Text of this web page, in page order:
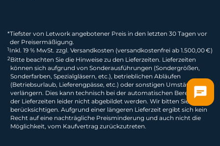
*Tiefster von Letwork angebotener Preis in den letzten 30 Tagen vor
der Preisermäßigung.
1Inkl. 19 % MwSt. zzgl. Versandkosten (versandkostenfrei ab 1.500,00 €)
2Bitte beachten Sie die Hinweise zu den Lieferzeiten. Lieferzeiten
können sich aufgrund von Sonderausführungen (Sondergrößen,
Sonderfarben, Spezialgläsern, etc.), betrieblichen Abläufen
(Betriebsurlaub, Lieferengpässe, etc.) oder sonstigen Umständen
verlängern. Dies kann technisch bei der automatischen Berechnung
der Lieferzeiten leider nicht abgebildet werden. Wir bitten Sie dies zu
berücksichtigen. Aufgrund einer längeren Lieferzeit ergibt sich kein
Recht auf eine nachträgliche Preisminderung und auch nicht die
Möglichkeit, vom Kaufvertrag zurückzutreten.